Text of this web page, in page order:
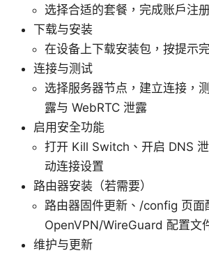
选择合适的套餐，完成账户注
下载与安装
在设备上下载安装包，按提示
连接与测试
选择服务器节点，建立连接，
露与 WebRTC 泄露
启用安全功能
打开 Kill Switch、开启 DNS
动连接设置
路由器安装（若需要）
路由器固件更新、/config 页面
OpenVPN/WireGuard 配置文
维护与更新